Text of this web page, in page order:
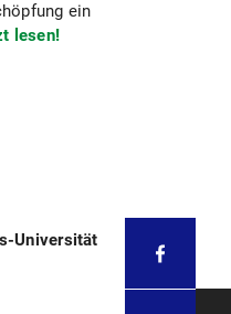
ein
lesen!
Universität